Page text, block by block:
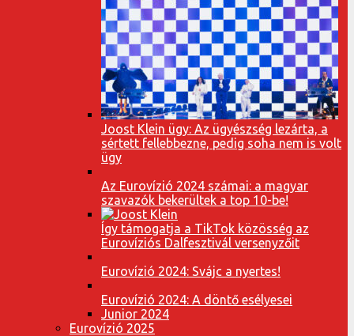
Joost Klein ügy: Az ügyészség lezárta, a
sértett fellebbezne, pedig soha nem is volt
ügy
Az Eurovízió 2024 számai: a magyar
szavazók bekerültek a top 10-be!
Így támogatja a TikTok közösség az
Eurovíziós Dalfesztivál versenyzőit
Eurovízió 2024: Svájc a nyertes!
Eurovízió 2024: A döntő esélyesei
Junior 2024
Eurovízió 2025